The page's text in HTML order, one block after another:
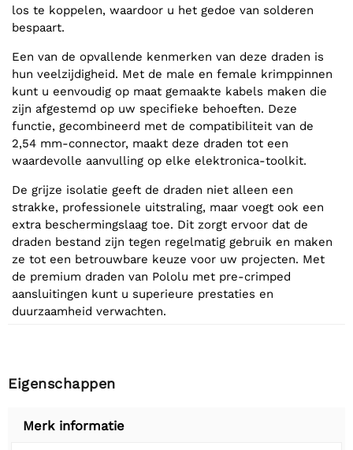
los te koppelen, waardoor u het gedoe van solderen
bespaart.
Een van de opvallende kenmerken van deze draden is
hun veelzijdigheid. Met de male en female krimppinnen
kunt u eenvoudig op maat gemaakte kabels maken die
zijn afgestemd op uw specifieke behoeften. Deze
functie, gecombineerd met de compatibiliteit van de
2,54 mm-connector, maakt deze draden tot een
waardevolle aanvulling op elke elektronica-toolkit.
De grijze isolatie geeft de draden niet alleen een
strakke, professionele uitstraling, maar voegt ook een
extra beschermingslaag toe. Dit zorgt ervoor dat de
draden bestand zijn tegen regelmatig gebruik en maken
ze tot een betrouwbare keuze voor uw projecten. Met
de premium draden van Pololu met pre-crimped
aansluitingen kunt u superieure prestaties en
duurzaamheid verwachten.
Eigenschappen
Merk informatie